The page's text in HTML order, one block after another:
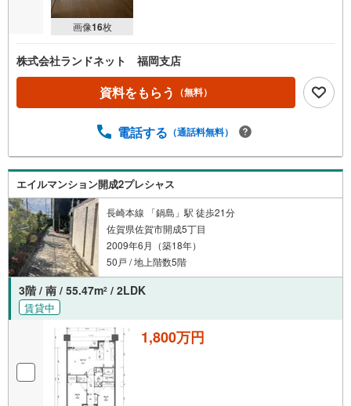
画像16枚
株式会社ランドネット 福岡支店
資料をもらう （無料）
電話する （通話料無料）
エイルマンション開成2プレシャス
長崎本線 「鍋島」駅 徒歩21分
佐賀県佐賀市開成5丁目
2009年6月（築18年）
50戸 / 地上階数5階
3階 / 南 / 55.47m2 / 2LDK
賃貸中
1,800万円